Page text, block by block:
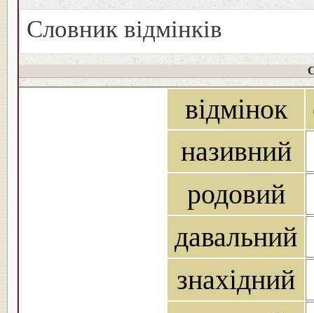
Словник відмінків
відмінок
називний
родовий
давальний
знахідний